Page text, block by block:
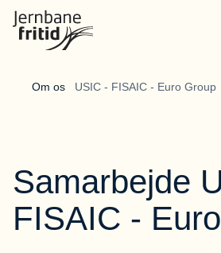
Om os USIC - FISAIC - Euro Group
Samarbejde
FISAIC -